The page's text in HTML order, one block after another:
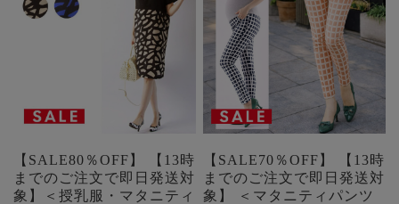
【SALE80％OFF】 【13時
までのご注文で即日発送対
象】＜授乳服・マタニティ
【SALE70％OFF】 【13時
までのご注文で即日発送対
象】 ＜マタニティパンツ